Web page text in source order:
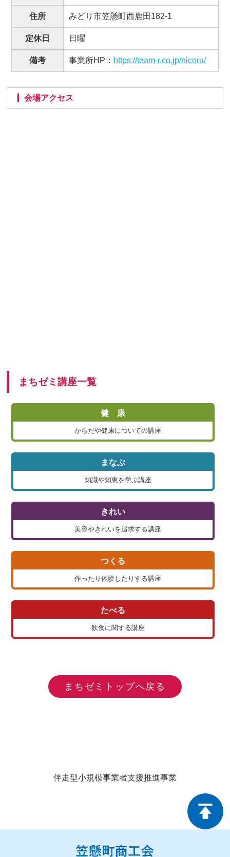
住所 みどり市笠懸町西鹿田182-1
定休日 日曜
備考 事業所HP： https://team-r.co.jp/nicoru/
会場アクセス
まちゼミ講座一覧
健 康
からだや健康についての講座
まなぶ
知識や知恵を学ぶ講座
きれい
美容やきれいを追求する講座
つくる
作ったり体験したりする講座
たべる
飲食に関する講座
まちゼミトップへ戻る
伴走型小規模事業者支援推進事業